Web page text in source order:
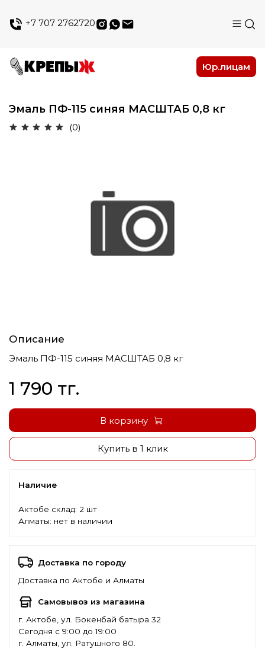
+7 707 2762720
Юр.лицам
Эмаль ПФ-115 синяя МАСШТАБ 0,8 кг
(0)
Описание
Эмаль ПФ-115 синяя МАСШТАБ 0,8 кг
1 790 тг.
В корзину
Купить в 1 клик
Наличие
Актобе склад: 2 шт
Алматы: нет в наличии
Доставка по городу
Доставка по Актобе и Алматы
Самовывоз из магазина
г. Актобе, ул. Бокенбай батыра 32
Сегодня с 9:00 до 19:00
г. Алматы, ул. Ратушного 80.